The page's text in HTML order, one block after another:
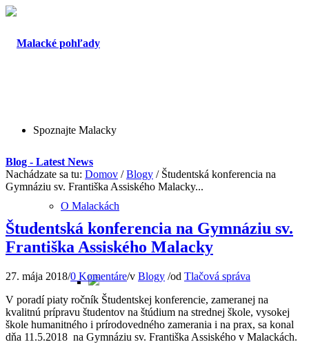
Spoznajte Malacky
O Malackách
Blog - Latest News
Nachádzate sa tu: Domov / Blogy / Študentská konferencia na
Gymnáziu sv. Františka Assiského Malacky...
Študentská konferencia na Gymnáziu sv.
Františka Assiského Malacky
27. mája 2018/0 Komentáre/v Blogy /od Tlačová správa
V poradí piaty ročník Študentskej konferencie, zameranej na
kvalitnú prípravu študentov na štúdium na strednej škole, vysokej
škole humanitného i prírodovedného zamerania i na prax, sa konal
dňa 11.5.2018 na Gymnáziu sv. Františka Assiského v Malackách.